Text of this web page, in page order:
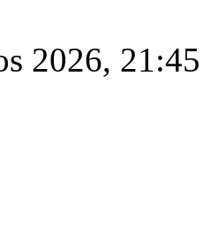
2026, 21:45